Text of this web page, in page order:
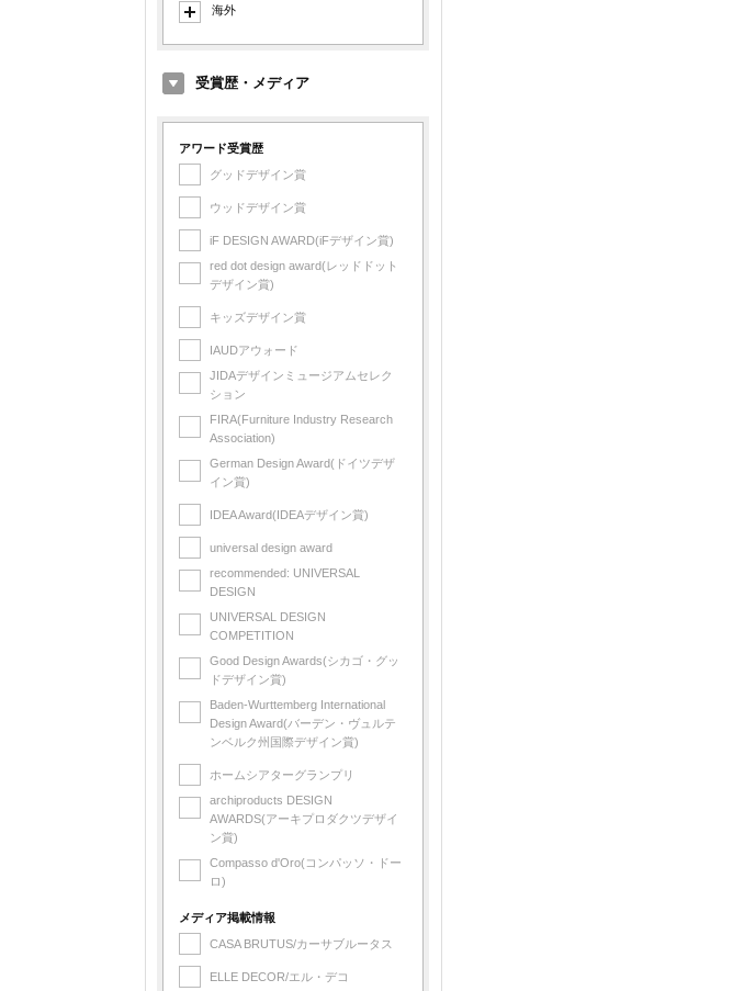
海外
イタリア製
デンマーク製
イギリス製
アメリカ製
フランス製
フィンランド製
スイス製
台湾製
受賞歴・メディア
アワード受賞歴
グッドデザイン賞
ウッドデザイン賞
iF DESIGN AWARD(iFデザイン賞)
red dot design award(レッドドット
デザイン賞)
キッズデザイン賞
IAUDアウォード
JIDAデザインミュージアムセレク
ション
FIRA(Furniture Industry Research
Association)
German Design Award(ドイツデザ
イン賞)
IDEA Award(IDEAデザイン賞)
universal design award
recommended: UNIVERSAL
DESIGN
UNIVERSAL DESIGN
COMPETITION
Good Design Awards(シカゴ・グッ
ドデザイン賞)
Baden-Wurttemberg International
Design Award(バーデン・ヴュルテ
ンベルク州国際デザイン賞)
ホームシアターグランプリ
archiproducts DESIGN
AWARDS(アーキプロダクツデザイ
ン賞)
Compasso d'Oro(コンパッソ・ドー
ロ)
メディア掲載情報
CASA BRUTUS/カーサブルータス
ELLE DECOR/エル・デコ